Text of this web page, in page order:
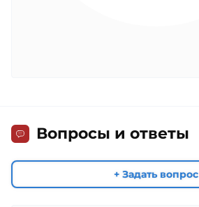
Вопросы и ответы
+ Задать вопрос